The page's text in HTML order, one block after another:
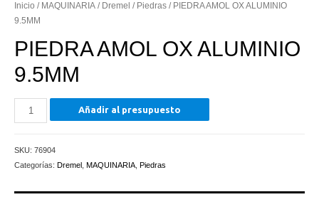
Inicio / MAQUINARIA / Dremel / Piedras / PIEDRA AMOL OX ALUMINIO
9.5MM
PIEDRA AMOL OX ALUMINIO
9.5MM
PIEDRA
AMOL
ALUMINIO
9.5MM
Añadir al presupuesto
SKU: 76904
Categorías: Dremel MAQUINARIA Piedras